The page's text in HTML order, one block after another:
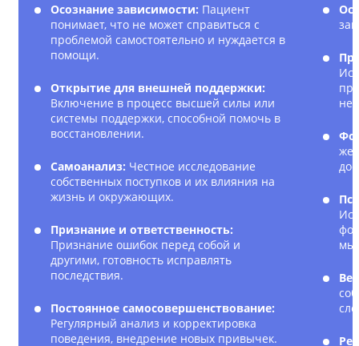
Осознание зависимости: Пациент
понимает, что не может справиться с
проблемой самостоятельно и нуждается в
помощи.
Открытие для внешней поддержки:
Включение в процесс высшей силы или
системы поддержки, способной помочь в
восстановлении.
Самоанализ: Честное исследование
собственных поступков и их влияния на
жизнь и окружающих.
Признание и ответственность:
Признание ошибок перед собой и
другими, готовность исправлять
последствия.
Постоянное самосовершенствование:
Регулярный анализ и корректировка
поведения, внедрение новых привычек.